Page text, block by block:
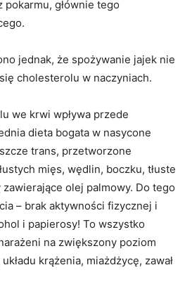
głównie tego
jednak, że spożywanie jajek nie
cholesterolu w naczyniach.
we krwi wpływa przede
dieta bogata w nasycone
trans, przetworzone
mięs, wędlin, boczku, tłuste
zawierające olej palmowy. Do tego
– brak aktywności fizycznej i
i papierosy! To wszystko
na zwiększony poziom
krążenia, miażdżycę, zawał